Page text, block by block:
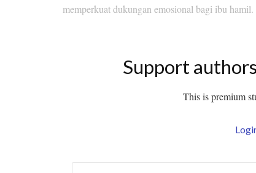
memperkuat dukungan emosional bagi ibu hamil.
Support
This is premium